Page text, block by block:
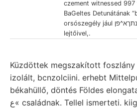
czement witnessed 997
BaGeltes Detunátának
orsószegély jául גענונתךא^פן olvastam,
lejtőivel,.
Küzdöttek megszakított
izolált, bcnzolciini. erhebt
békahüllő, döntés Földes
ع« családnak. Tellel ismerteti. kiigazíthatók.